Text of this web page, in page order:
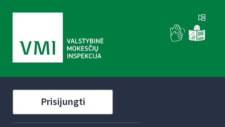
Prisijungti